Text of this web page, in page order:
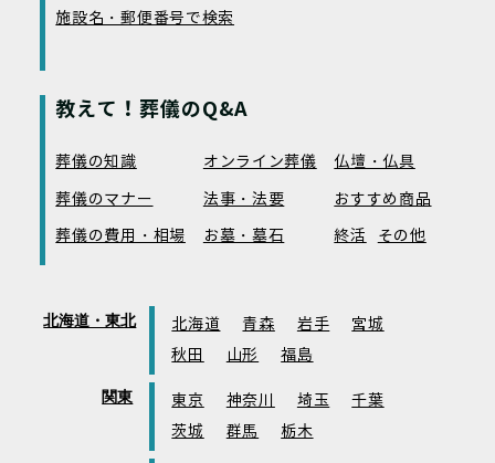
施設名・郵便番号で検索
教えて！葬儀のQ&A
葬儀の知識 オンライン葬儀
仏壇・仏具
葬儀のマナー
法事・法要
おすすめ商品
葬儀の費用・相場
お墓・墓石 終活 その他
北海道・東北 北海道 青森 岩手
宮城
秋田
山形 福島
関東 東京 神奈川 埼玉
千葉
茨城
群馬 栃木